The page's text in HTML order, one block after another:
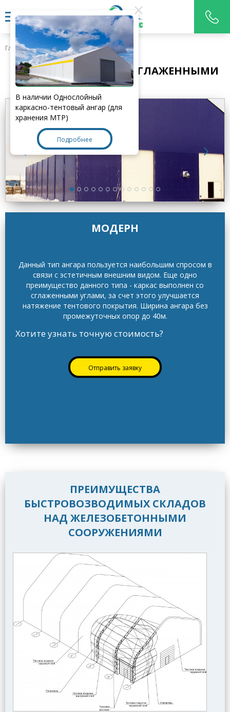
Главная > Типы ангаров > Модерн
ТЕНТОВЫЙ АНГАР СО СГЛАЖЕННЫМИ
УГЛАМИ
МОДЕРН
Данный тип ангара пользуется наибольшим спросом в
связи с эстетичным внешним видом. Еще одно
преимущество данного типа - каркас выполнен со
сглаженными углами, за счет этого улучшается
натяжение тентового покрытия. Ширина ангара без
промежуточных опор до 40м.
Хотите узнать точную стоимость?
Отправить заявку
ПРЕИМУЩЕСТВА
БЫСТРОВОЗВОДИМЫХ СКЛАДОВ
НАД ЖЕЛЕЗОБЕТОННЫМИ
СООРУЖЕНИЯМИ
В наличии Однослойный
каркасно-тентовый ангар (для
хранения МТР)
Подробнее